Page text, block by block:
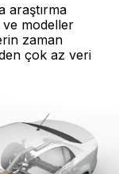
araştırma
ve modeller
zaman
çok az veri